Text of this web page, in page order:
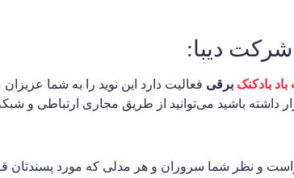
دیبا:
بادکنک برقی فعالیت دارد این نوید را به شما
باشید می‌توانید از طریق مجاری ارتباطی و
و نظر شما سروران و هر مدلی که مورد پسندتان